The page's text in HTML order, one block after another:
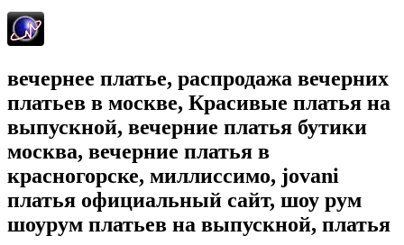
вечернее платье, распродажа вечерних
платьев в москве, Красивые платья на
выпускной, вечерние платья бутики
москва, вечерние платья в
красногорске, миллиссимо, jovani
платья официальный сайт, шоу рум
шоурум платьев на выпускной, платья